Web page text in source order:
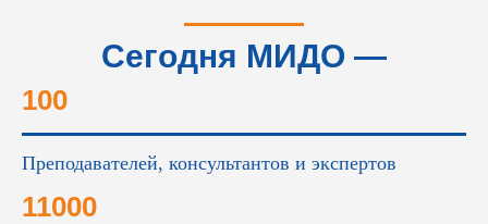
Сегодня МИДО —
100
Преподавателей, консультантов и экспертов
11000